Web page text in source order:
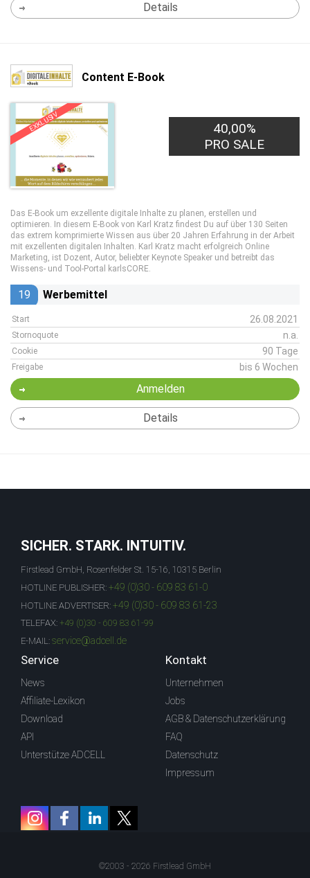
Details
Content E-Book
EXKLUSIV
40,00%
PRO SALE
Das E-Book um exzellente digitale Inhalte zu planen, erstellen und
optimieren. In diesem E-Book von Karl Kratz findest Du auf über 130 Seiten
das extrem komprimierte Wissen aus über 20 Jahren Erfahrung in der Arbeit
mit exzellenten digitalen Inhalten. Karl Kratz macht erfolgreich Online
Marketing, ist Dozent, Autor, beliebter Keynote Speaker und betreibt das
Wissens- und Tool-Portal karlsCORE.
19 Werbemittel
Start 26.08.2021
Stornoquote n.a.
Cookie 90 Tage
Freigabe bis 6 Wochen
Anmelden
Details
SICHER. STARK. INTUITIV.
Firstlead GmbH, Rosenfelder St. 15-16, 10315 Berlin
HOTLINE PUBLISHER: +49 (0)30 - 609 83 61-0
HOTLINE ADVERTISER: +49 (0)30 - 609 83 61-23
TELEFAX: +49 (0)30 - 609 83 61-99
E-MAIL: service@adcell.de
Service
News
Affiliate-Lexikon
Download
API
Unterstütze ADCELL
Kontakt
Unternehmen
Jobs
AGB & Datenschutzerklärung
FAQ
Datenschutz
Impressum
©2003 - 2026 Firstlead GmbH